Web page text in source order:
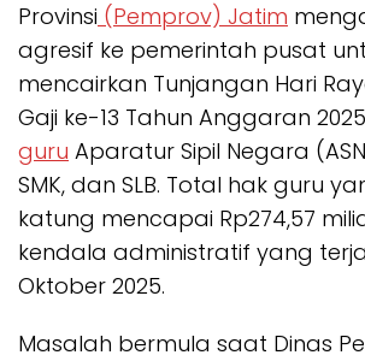
Provinsi (Pemprov) Jatim
agresif ke pemerintah pusat
mencairkan Tunjangan Hari
Gaji ke-13 Tahun Anggaran
guru Aparatur Sipil Negara
SMK, dan SLB. Total hak guru
katung mencapai Rp274,57
kendala administratif yang
Oktober 2025.
Masalah bermula saat Dinas